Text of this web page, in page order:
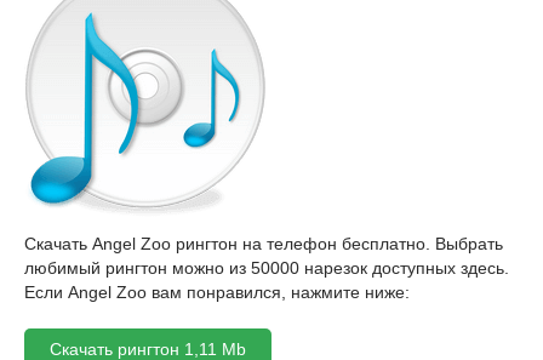
Скачать Angel Zoo рингтон на телефон бесплатно. Выбрать
любимый рингтон можно из 50000 нарезок доступных здесь.
Если Angel Zoo вам понравился, нажмите ниже:
Скачать рингтон 1,11 Mb